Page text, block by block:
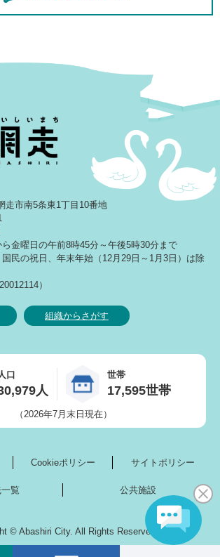
走市南5条東1丁目10番地
金曜日の午前8時45分～午後5時30分まで
国民の祝日、年末年始（12月29日～1月3日）は除
）
組織からさがす
口
人
世帯
17,595世帯
（2026年7月末日現在）
Cookieポリシー サイトポリシー
覧 公共施設
© Abashiri City. All Rights Reserved.